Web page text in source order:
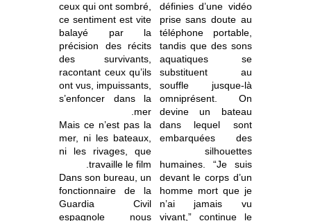
définies d’une vidéo
prise sans doute au
téléphone portable,
tandis que des sons
aquatiques se
substituent au
souffle jusque-là
omniprésent. On
devine un bateau
dans lequel sont
embarquées des
silhouettes
humaines. “Je suis
devant le corps d’un
homme mort que je
n’ai jamais vu
vivant,” continue le
ceux qui ont sombré,
ce sentiment est vite
balayé par la
précision des récits
des survivants,
racontant ceux qu’ils
ont vus, impuissants,
s’enfoncer dans la
mer.
Mais ce n’est pas la
mer, ni les bateaux,
ni les rivages, que
travaille le film.
Dans son bureau, un
fonctionnaire de la
Guardia Civil
espagnole nous